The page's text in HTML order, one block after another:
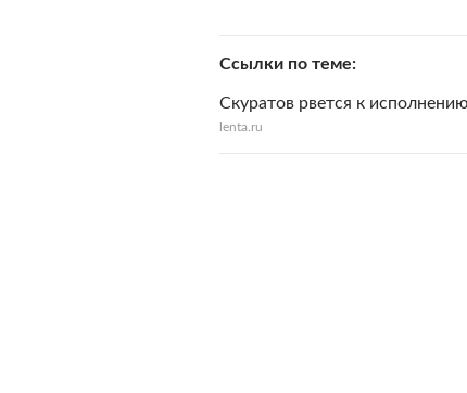
Ссылки по теме
Скуратов рвется к
lenta.ru